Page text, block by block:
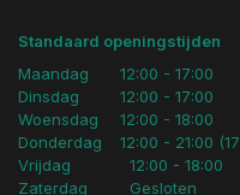
Standaard openingstijden
Maandag
Dinsdag
Woensdag
Donderdag
12:00 - 17:00
12:00 - 17:00
12:00 - 18:00
12:00 - 21:00
Vrijdag
Zaterdag
12:00 - 18:00
Gesloten